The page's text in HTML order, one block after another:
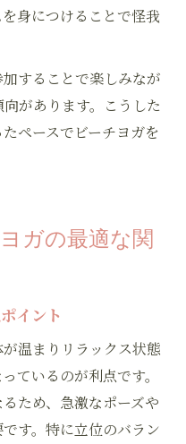
身につけることで怪我
することで楽しみなが
があります。こうした
ペースでビーチヨガを
ガの最適な関
イント
温まりリラックス状態
ているのが利点です。
ため、急激なポーズや
す。特に立位のバラン